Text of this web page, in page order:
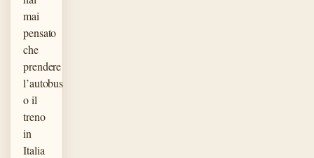
mai
pensato
che
prendere
l’autobus
o il
treno
in
Italia